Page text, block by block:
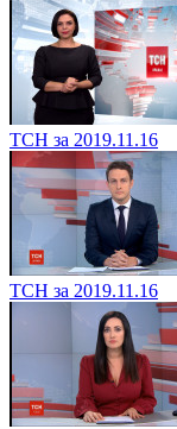
ТСН за 2019.11.16
ТСН за 2019.11.16